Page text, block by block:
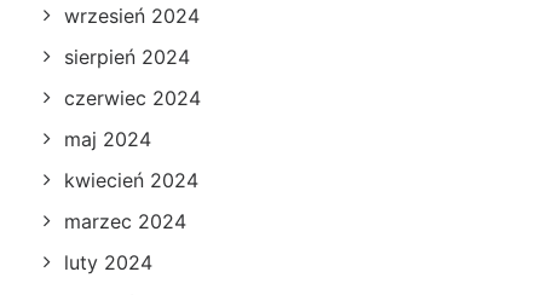
wrzesień 2024
sierpień 2024
czerwiec 2024
maj 2024
kwiecień 2024
marzec 2024
luty 2024